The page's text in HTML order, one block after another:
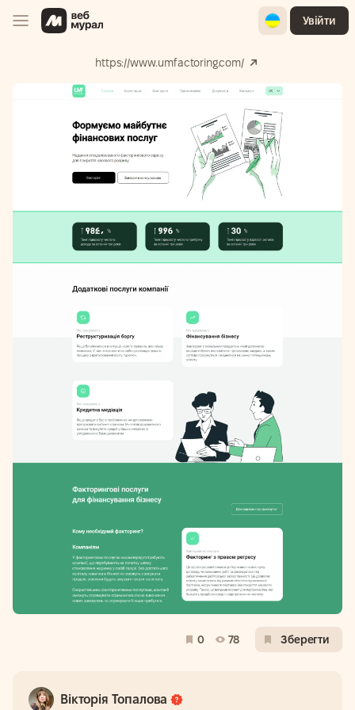
UkrainianУвійти
https://www.umfactoring.com/
0 78 Зберегти
Вікторія Топалова